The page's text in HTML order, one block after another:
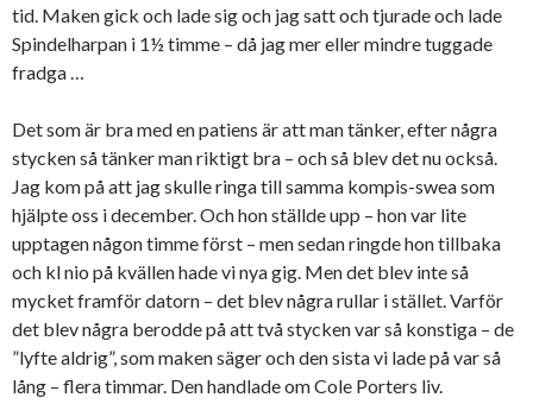
tid. Maken gick och lade sig och jag satt och tjurade och lade
Spindelharpan i 1½ timme – då jag mer eller mindre tuggade
fradga …
Det som är bra med en patiens är att man tänker, efter några
stycken så tänker man riktigt bra – och så blev det nu också.
Jag kom på att jag skulle ringa till samma kompis-swea som
hjälpte oss i december. Och hon ställde upp – hon var lite
upptagen någon timme först – men sedan ringde hon tillbaka
och kl nio på kvällen hade vi nya gig. Men det blev inte så
mycket framför datorn – det blev några rullar i stället. Varför
det blev några berodde på att två stycken var så konstiga – de
”lyfte aldrig”, som maken säger och den sista vi lade på var så
lång – flera timmar. Den handlade om Cole Porters liv.